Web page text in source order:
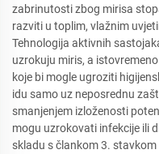
zabrinutosti zbog mirisa
razviti u toplim, vlažnim
Tehnologija aktivnih
uzrokuju miris, a
koje bi mogle ugroziti
idu samo uz neposrednu
smanjenjem izloženosti
mogu uzrokovati infekcije ili
skladu s člankom 3.